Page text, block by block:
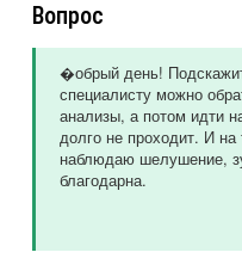
Вопрос
�обрый день!
специалисту можно
анализы, а потом идти
долго не проходит. И на
наблюдаю шелушение,
благодарна.